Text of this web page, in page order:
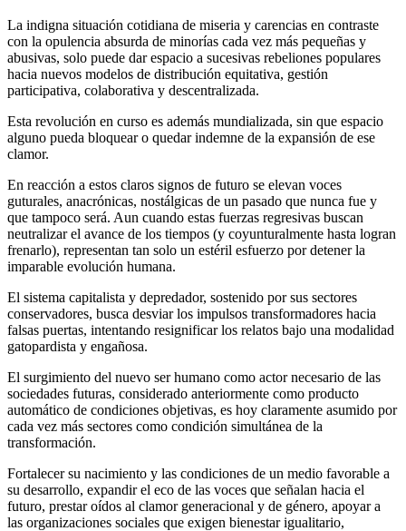
La indigna situación cotidiana de miseria y carencias en contraste
con la opulencia absurda de minorías cada vez más pequeñas y
abusivas, solo puede dar espacio a sucesivas rebeliones populares
hacia nuevos modelos de distribución equitativa, gestión
participativa, colaborativa y descentralizada.
Esta revolución en curso es además mundializada, sin que espacio
alguno pueda bloquear o quedar indemne de la expansión de ese
clamor.
En reacción a estos claros signos de futuro se elevan voces
guturales, anacrónicas, nostálgicas de un pasado que nunca fue y
que tampoco será. Aun cuando estas fuerzas regresivas buscan
neutralizar el avance de los tiempos (y coyunturalmente hasta logran
frenarlo), representan tan solo un estéril esfuerzo por detener la
imparable evolución humana.
El sistema capitalista y depredador, sostenido por sus sectores
conservadores, busca desviar los impulsos transformadores hacia
falsas puertas, intentando resignificar los relatos bajo una modalidad
gatopardista y engañosa.
El surgimiento del nuevo ser humano como actor necesario de las
sociedades futuras, considerado anteriormente como producto
automático de condiciones objetivas, es hoy claramente asumido por
cada vez más sectores como condición simultánea de la
transformación.
Fortalecer su nacimiento y las condiciones de un medio favorable a
su desarrollo, expandir el eco de las voces que señalan hacia el
futuro, prestar oídos al clamor generacional y de género, apoyar a
las organizaciones sociales que exigen bienestar igualitario,